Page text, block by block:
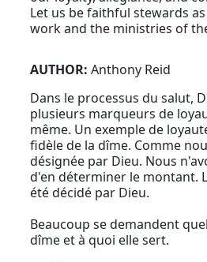
Let us be faithful stewards
work and the ministries of
AUTHOR:Anthony Reid
Dans le processus du salut,
plusieurs marqueurs de
même. Un exemple de
fidèle de la dîme. Comme
désignée par Dieu. Nous
d'en déterminer le montant.
été décidé par Dieu.
Beaucoup se demandent
dîme et à quoi elle sert.